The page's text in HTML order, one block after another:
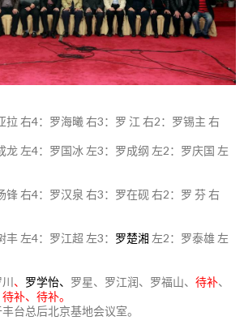
拉 右4：罗海曦 右3：罗 江 右2：罗锡主 右
龙 左4：罗国冰 左3：罗成纲 左2：罗庆国 左
锋 右4：罗汉泉 右3：罗在砚 右2：罗 芬 右
左4：罗江超 左3： 罗楚湘 左2：罗泰雄 左
、 罗学怡、 罗星、罗江润、罗福山、 待补、
待补、待补。
台总后北京基地会议室。